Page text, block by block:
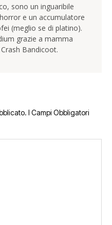
sono un inguaribile
e un accumulatore
(meglio se di platino).
grazie a mamma
Bandicoot.
I Campi Obbligatori